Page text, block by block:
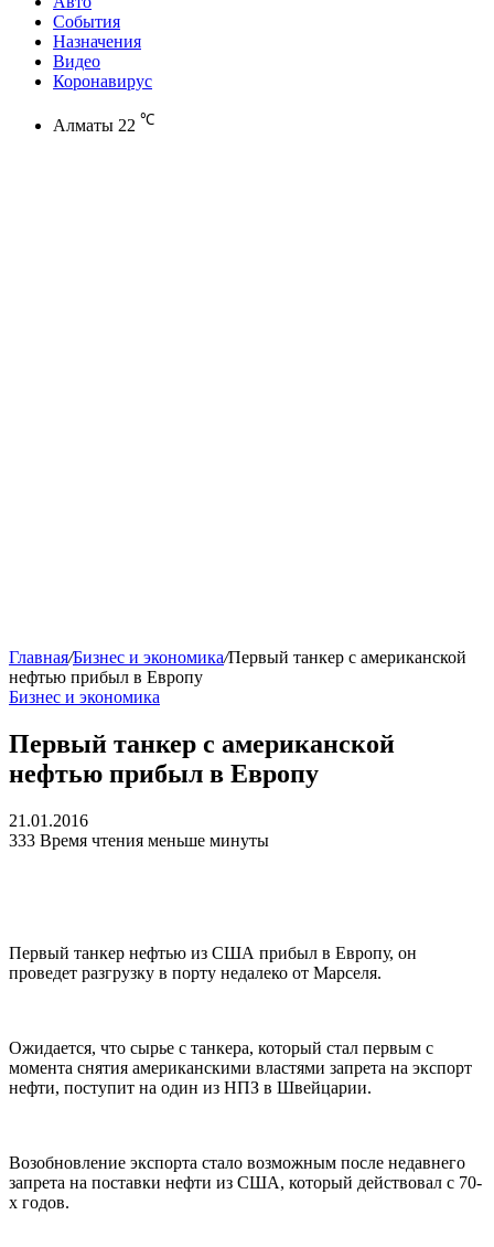
События
Назначения
Видео
Коронавирус
Алматы 22 ℃
Главная/Бизнес и экономика/Первый танкер с американской
нефтью прибыл в Европу
Бизнес и экономика
Первый танкер с американской
нефтью прибыл в Европу
21.01.2016
333 Время чтения меньше минуты
Первый танкер нефтью из США прибыл в Европу, он
проведет разгрузку в порту недалеко от Марселя.
Ожидается, что сырье с танкера, который стал первым с
момента снятия американскими властями запрета на экспорт
нефти, поступит на один из НПЗ в Швейцарии.
Возобновление экспорта стало возможным после недавнего
запрета на поставки нефти из США, который действовал с 70-
х годов.